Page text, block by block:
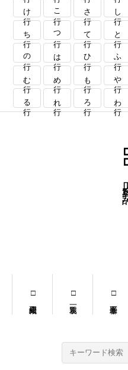
け行 こ行 さ行 し行
ち行 つ行 て行 と行
の行 は行 ひ行 ふ行
む行 め行 も行 や行
る行 れ行 ろ行 わ行